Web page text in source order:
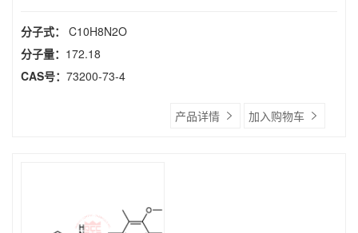
分子式： C10H8N2O
分子量： 172.18
CAS号： 73200-73-4
产品详情 加入购物车